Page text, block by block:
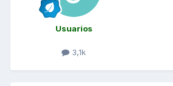
Usuarios
3,1k